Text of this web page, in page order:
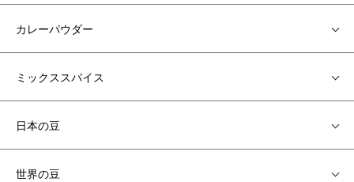
カレーパウダー
ミックススパイス
日本の豆
世界の豆